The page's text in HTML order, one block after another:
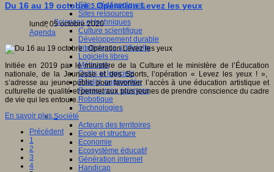
Sites pédagogiques
Sites ressources
Sciences et techniques
Culture scientifique
Développement durable
Intelligence artificielle
Logiciels libres
Métavers
Outils et logiciels
Réalité augmentée
Ressources sciences
Robotique
Technologies
Société
Acteurs des territoires
Ecole et structure
Economie
Ecosystème éducatif
Génération internet
Handicap
Du 16 au 19 octobre : Opération Levez les yeux
lundi, 05 octobre 2020
Agenda
Initiée en 2019 par le ministère de la Culture et le ministère de l’Éducation
nationale, de la Jeunesse et des Sports, l’opération « Levez les yeux ! »,
s’adresse au jeune public pour favoriser l’accès à une éducation artistique et
culturelle de qualité et permet aux plus jeunes de prendre conscience du cadre
de vie qui les entoure.
En savoir plus...
Précédent
1
2
3
4